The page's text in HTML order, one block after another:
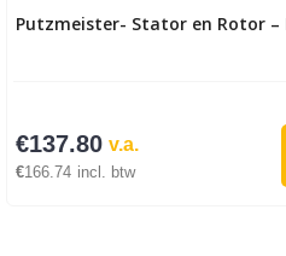
Putzmeister- Stator en Rotor –
v.a.
€137.80
€166.74 incl. btw